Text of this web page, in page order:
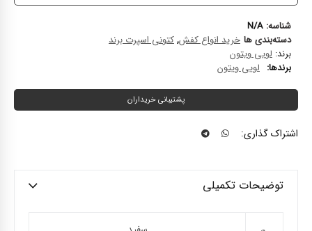
شناسه: N/A
دسته‌بندی ها خرید انواع کفش,کتونی اسپرت برند
برند: لویی ویتون
برند‌ها: لویی ویتون
پشتیبانی خریداران
اشتراک گذاری:
توضیحات تکمیلی